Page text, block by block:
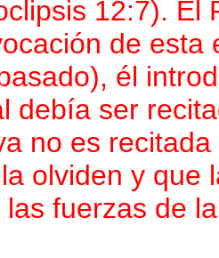
12:7). El
de esta
él
debía ser
no es
olviden y que
fuerzas de